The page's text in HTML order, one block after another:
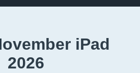
iPad
2026